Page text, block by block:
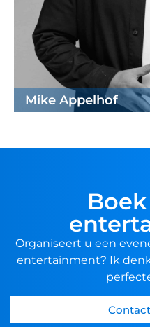
Mike Appelhof
Organiseert u een
entertainment? Ik